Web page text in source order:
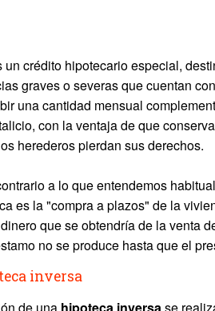
un crédito hipotecario especial,
graves o severas que cuentan
una cantidad mensual
con la ventaja de que
herederos pierdan sus derechos.
a lo que entendemos
es la "compra a plazos" de la
que se obtendría de la venta
no se produce hasta que el
inversa